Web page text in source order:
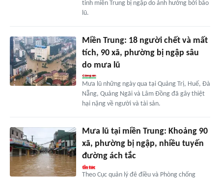
tỉnh miền Trung bị ngập do ảnh hưởng bởi bão
lũ.
Miền Trung: 18 người chết và mất
tích, 90 xã, phường bị ngập sâu
do mưa lũ
Mưa lũ những ngày qua tại Quảng Trị, Huế, Đà
Nẵng, Quảng Ngãi và Lâm Đồng đã gây thiệt
hại nặng về người và tài sản.
Mưa lũ tại miền Trung: Khoảng 90
xã, phường bị ngập, nhiều tuyến
đường ách tắc
Theo Cục quản lý đê điều và Phòng chống